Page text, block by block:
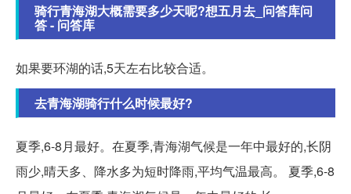
骑行青海湖大概需要多少天呢?想五月去_问答库问
答 - 问答库
如果要环湖的话,5天左右比较合适。
去青海湖骑行什么时候最好?
夏季,6-8月最好。在夏季,青海湖气候是一年中最好的,长阴
雨少,晴天多、降水多为短时降雨,平均气温最高。 夏季,6-8